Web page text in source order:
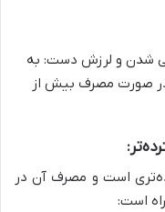
شدن و لرزش دست: به
در صورت مصرف بیش از
است و مصرف آن در
است: